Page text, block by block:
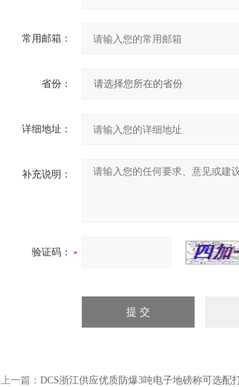
常用邮箱：
省份：
详细地址：
补充说明：
验证码：
上一篇： DCS浙江供应优质防爆3吨电子地磅称可选配